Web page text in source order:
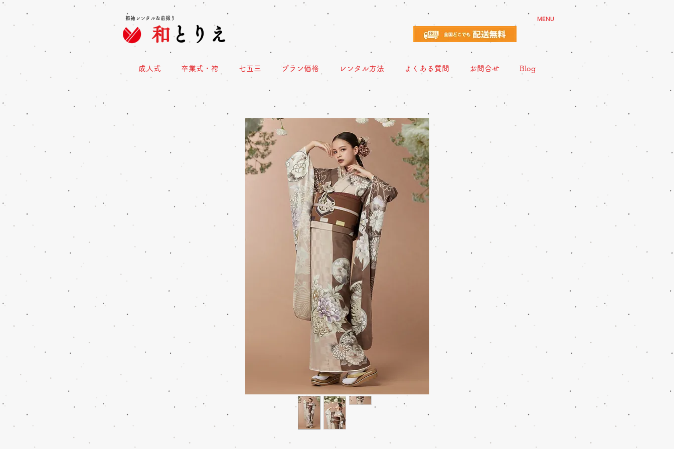
和とりえ
振袖レンタル＆前撮り MENU
成人式 卒業式・袴 七五三 プラン価格 レンタル方法 よくある質問 お問合せ Blog